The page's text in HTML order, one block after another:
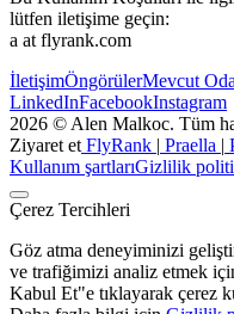
lütfen iletişime geçin:
a at flyrank.com
İletişimÖngörülerMevcut
LinkedInFacebookInstagram
2026 © Alen Malkoc. Tüm
Ziyaret et FlyRank | Praella |
Kullanım şartlarıGizlilik
Çerez Tercihleri
Göz atma deneyiminizi
ve trafiğimizi analiz etmek
Kabul Et"e tıklayarak çerez